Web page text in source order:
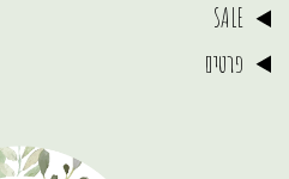
SALE
פרטים